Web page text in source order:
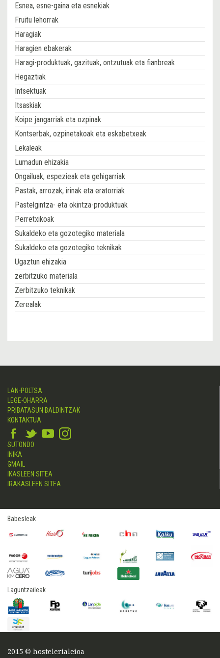
Esnea, esne-gaina eta esnekiak
Fruitu lehorrak
Haragiak
Haragien ebakerak
Haragi-produktuak, gazituak, ontzutuak eta fianbreak
Hegaztiak
Intsektuak
Itsaskiak
Koipe jangarriak eta ozpinak
Kontserbak, ozpinetakoak eta eskabetxeak
Lekaleak
Lumadun ehizakia
Ongailuak, espezieak eta gehigarriak
Pastak, arrozak, irinak eta eratorriak
Pastelgintza- eta okintza-produktuak
Perretxikoak
Sukaldeko eta gozotegiko materiala
Sukaldeko eta gozotegiko teknikak
Ugaztun ehizakia
zerbitzuko materiala
Zerbitzuko teknikak
Zerealak
LAN-POLTSA
LEGE-OHARRA
PRIBATASUN BALDINTZAK
KONTAKTUA
SUTONDO
INIKA
GMAIL
IKASLEEN SITEA
IRAKASLEEN SITEA
Babesleak
Laguntzaileak
2015 © hostelerialeioa